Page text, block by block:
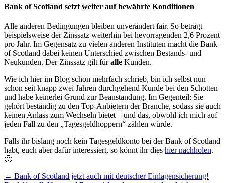
Bank of Scotland setzt weiter auf bewährte Konditionen
Alle anderen Bedingungen bleiben unverändert fair. So beträgt
beispielsweise der Zinssatz weiterhin bei hevorragenden 2,6 Prozent
pro Jahr. Im Gegensatz zu vielen anderen Instituten macht die Bank
of Scotland dabei keinen Unterschied zwischen Bestands- und
Neukunden. Der Zinssatz gilt füralle Kunden.
Wie ich hier im Blog schon mehrfach schrieb, bin ich selbst nun
schon seit knapp zwei Jahren durchgehend Kunde bei den Schotten
und habe keinerlei Grund zur Beanstandung. Im Gegenteil: Sie
gehört beständig zu den Top-Anbietern der Branche, sodass sie auch
keinen Anlass zum Wechseln bietet – und das, obwohl ich mich auf
jeden Fall zu den „Tagesgeldhoppern“ zählen würde.
Falls ihr bislang noch kein Tagesgeldkonto bei der Bank of Scotland
habt, euch aber dafür interessiert, so könnt ihr dies hier nachholen.
🙂
Beitragsnavigation
← Bank of Scotland jetzt auch mit deutscher Einlagensicherung!